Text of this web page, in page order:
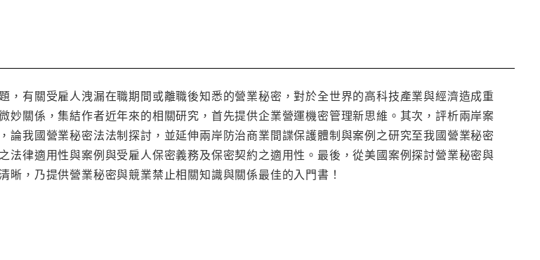
，有關受雇人洩漏在職期間或離職後知悉的營業秘密，對於全世界的高科技產業與經濟造成重
妙關係，集結作者近年來的相關研究，首先提供企業營運機密管理新思維。其次，評析兩岸案
論我國營業秘密法法制探討，並延伸兩岸防治商業間諜保護體制與案例之研究至我國營業秘密
法律適用性與案例與受雇人保密義務及保密契約之適用性。最後，從美國案例探討營業秘密與
晰，乃提供營業秘密與競業禁止相關知識與關係最佳的入門書！